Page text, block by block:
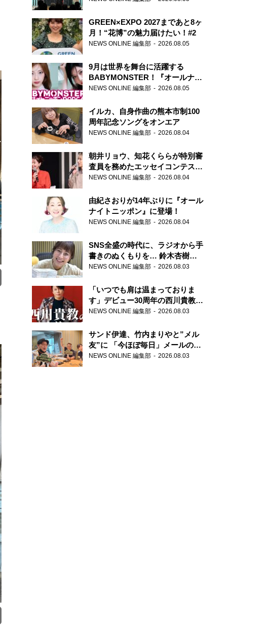
GREEN×EXPO 2027まであと8ヶ
月！“花博”の魅力届けたい！#2
NEWS ONLINE 編集部 2026.08.05
9月は世界を舞台に活躍する
BABYMONSTER！『オールナイ
トニッポンPODCAST』月替わり
NEWS ONLINE 編集部 2026.08.05
イルカ、自身作曲の熊本市制100
周年記念ソングをオンエア
NEWS ONLINE 編集部 2026.08.04
朝井リョウ、知花くららが特別審
査員を務めたエッセイコンテスト
の特別番組「#いまあなたに伝え
NEWS ONLINE 編集部 2026.08.04
由紀さおりが14年ぶりに『オール
ナイトニッポン』に登場！
NEWS ONLINE 編集部 2026.08.04
SNS全盛の時代に、ラジオから手
書きのぬくもりを… 鈴木杏樹の
直筆はがきが届く！
郵便局
NEWS ONLINE 編集部 2026.08.03
「いつでも肩は温まっておりま
す」デビュー30周年の西川貴教が
『オールナイトニッポン』に登
NEWS ONLINE 編集部 2026.08.03
サンド伊達、竹内まりやと”メル
友”に 「今ほぼ毎日」メールのや
り取り明かす
NEWS ONLINE 編集部 2026.08.03